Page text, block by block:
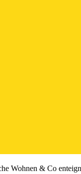
Wohnen & Co